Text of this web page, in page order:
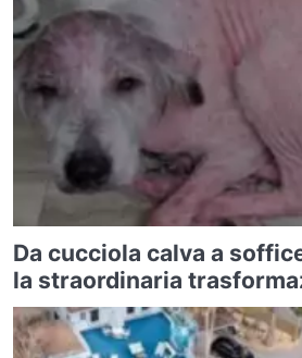
Da cucciola calva a
la straordinaria